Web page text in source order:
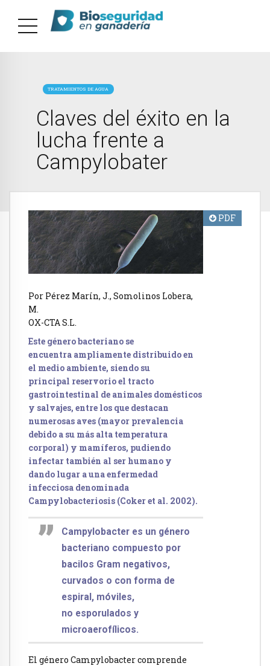
TRATAMIENTOS DE AGUA
Claves del éxito en la
lucha frente a
Campylobater
PDF
Por Pérez Marín, J., Somolinos Lobera,
M.
OX-CTA S.L.
Este género bacteriano se
encuentra ampliamente distribuido en
el medio ambiente, siendo su
principal reservorio el tracto
gastrointestinal de animales domésticos
y salvajes, entre los que destacan
numerosas aves (mayor prevalencia
debido a su más alta temperatura
corporal) y mamíferos, pudiendo
infectar también al ser humano y
dando lugar a una enfermedad
infecciosa denominada
Campylobacteriosis (Coker et al. 2002).
Campylobacter es un género
bacteriano compuesto por
bacilos Gram negativos,
curvados o con forma de
espiral, móviles,
no esporulados y
microaerofílicos.
El género Campylobacter comprende